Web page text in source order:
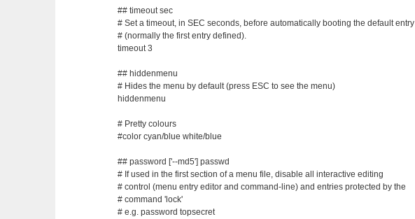
## timeout sec
# Set a timeout, in SEC seconds, before automatically booting the default entry
# (normally the first entry defined).
timeout 3
## hiddenmenu
# Hides the menu by default (press ESC to see the menu)
hiddenmenu
# Pretty colours
#color cyan/blue white/blue
## password ['--md5'] passwd
# If used in the first section of a menu file, disable all interactive editing
# control (menu entry editor and command-line) and entries protected by the
# command 'lock'
# e.g. password topsecret